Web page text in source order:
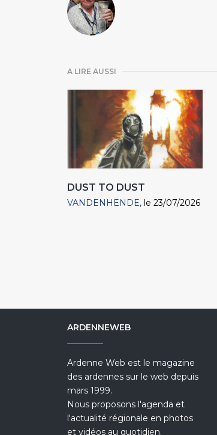
A LIRE AUSSI
DUST TO DUST
VANDENHENDE le 23/07/2026
ARDENNEWEB
Ardenne Web est le magazine
des ardennes sur le web depuis
mars 1999.
Nous proposons l'agenda et
l'actualité régionale en photos
et vidéos au quotidien.